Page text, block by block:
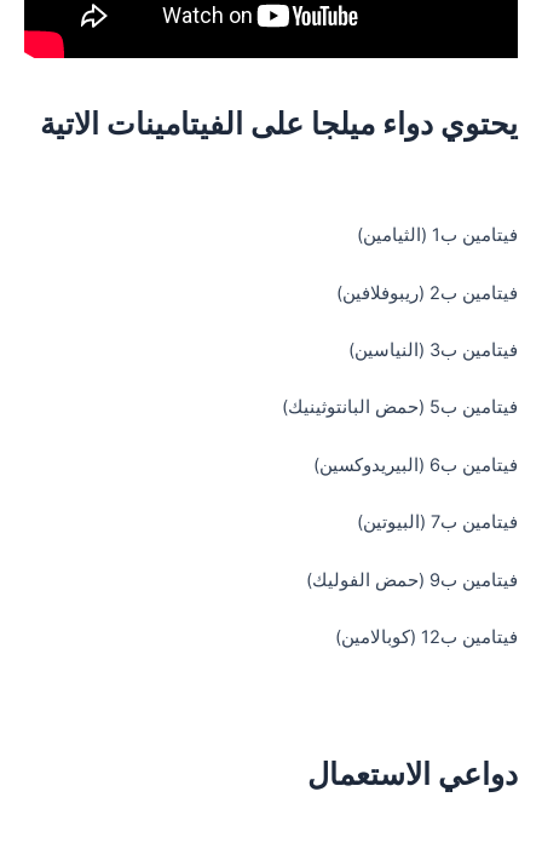
يحتوي دواء ميلجا على الفيتامينات الاتية
فيتامين ب1 (الثيامين)
فيتامين ب2 (ريبوفلافين)
فيتامين ب3 (النياسين)
فيتامين ب5 (حمض البانتوثينيك)
فيتامين ب6 (البيريدوكسين)
فيتامين ب7 (البيوتين)
فيتامين ب9 (حمض الفوليك)
فيتامين ب12 (كوبالامين)
دواعي الاستعمال